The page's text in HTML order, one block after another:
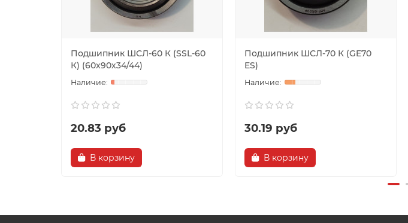
Подшипник ШСЛ-60 К (SSL-60
К) (60х90х34/44)
20.83 руб
В корзину
Подшипник ШСЛ-70 К (GE70
ES)
30.19 руб
В корзину